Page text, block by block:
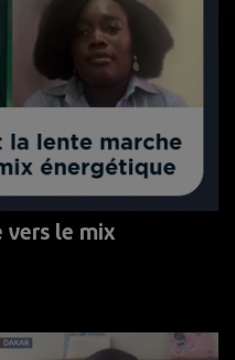
vers le mix